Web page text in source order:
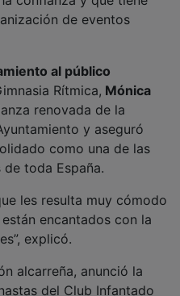
Valeria de Diego
(infantil absoluto)
en categoría
Rítmica
Palas Albacete y
Ros.
el trabajo de los
en la
y lanzó una invitación
durante todo el día,